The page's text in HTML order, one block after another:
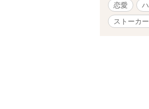
恋愛
ストーカ